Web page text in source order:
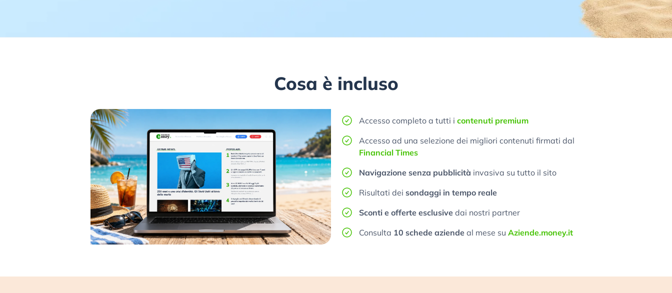
Cosa è incluso
Accesso completo a tutti i contenuti premium
Accesso ad una selezione dei migliori contenuti firmati dal
Financial Times
Navigazione senza pubblicità invasiva su tutto il sito
Risultati dei sondaggi in tempo reale
Sconti e offerte esclusive dai nostri partner
Consulta 10 schede aziende al mese su Aziende.money.it